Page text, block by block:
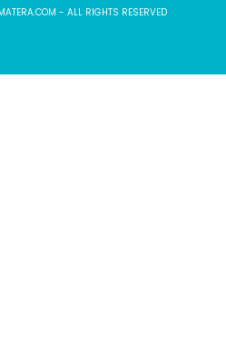
- ALL RIGHTS RESERVED